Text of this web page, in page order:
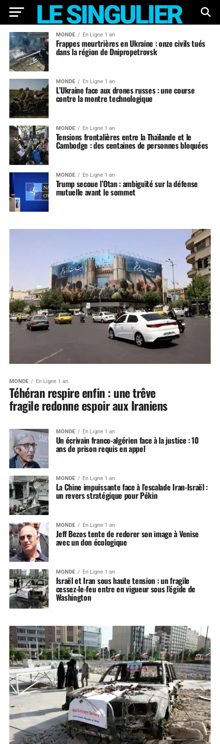
MONDE En Ligne 1 an
Frappes meurtrières en Ukraine : onze civils tués
dans la région de Dnipropetrovsk
MONDE En Ligne 1 an
L’Ukraine face aux drones russes : une course
contre la montre technologique
MONDE En Ligne 1 an
Tensions frontalières entre la Thaïlande et le
Cambodge : des centaines de personnes bloquées
MONDE En Ligne 1 an
Trump secoue l’Otan : ambiguïté sur la défense
mutuelle avant le sommet
MONDE En Ligne 1 an
Téhéran respire enfin : une trêve
fragile redonne espoir aux Iraniens
MONDE En Ligne 1 an
Un écrivain franco-algérien face à la justice : 10
ans de prison requis en appel
MONDE En Ligne 1 an
La Chine impuissante face à l’escalade Iran-Israël :
un revers stratégique pour Pékin
MONDE En Ligne 1 an
Jeff Bezos tente de redorer son image à Venise
avec un don écologique
MONDE En Ligne 1 an
Israël et Iran sous haute tension : un fragile
cessez-le-feu entre en vigueur sous l’égide de
Washington